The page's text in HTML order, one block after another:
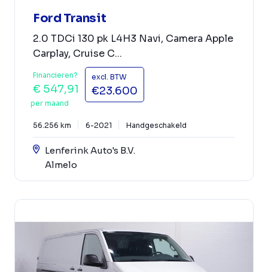
Ford Transit
2.0 TDCi 130 pk L4H3 Navi, Camera Apple
Carplay, Cruise C...
Financieren?
€ 547,91
per maand
excl. BTW
€23.600
56.256 km 6-2021 Handgeschakeld
Lenferink Auto's B.V.
Almelo